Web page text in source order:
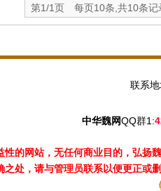
第1/1页 每页10条,共10条记
联系
中华魏网QQ群1:
性的网站，无任何商业目的，弘扬
之处，请与管理员联系以便更正或删